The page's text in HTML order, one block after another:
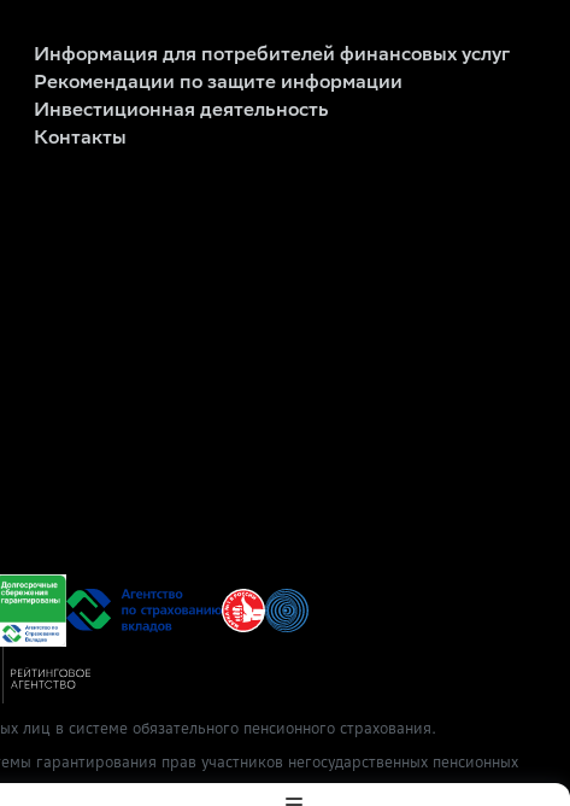
Информация для потребителей финансовых услуг
Рекомендации по защите информации
Инвестиционная деятельность
Контакты
лиц в системе обязательного пенсионного страхования.
гарантирования прав участников негосударственных пенсионных